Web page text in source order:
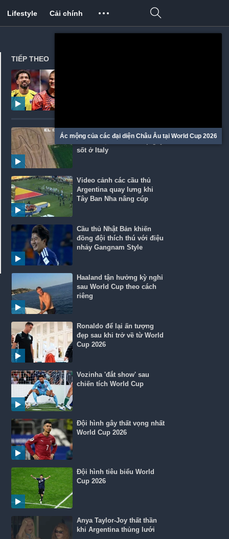
Lifestyle Cải chính
Ác mộng của các đại diện Châu Âu tại World Cup 2026
TIẾP THEO
Màn chúc mừng Tây Ban
Nha vô địch World Cup gây
sốt ở Italy
Video cảnh các cầu thủ
Argentina quay lưng khi
Tây Ban Nha nâng cúp
Cầu thủ Nhật Bản khiến
đồng đội thích thú với điệu
nhảy Gangnam Style
Haaland tận hưởng kỳ nghỉ
sau World Cup theo cách
riêng
Ronaldo để lại ấn tượng
đẹp sau khi trở về từ World
Cup 2026
Vozinha 'đắt show' sau
chiến tích World Cup
Đội hình gây thất vọng nhất
World Cup 2026
Đội hình tiêu biểu World
Cup 2026
Anya Taylor-Joy thất thần
khi Argentina thủng lưới